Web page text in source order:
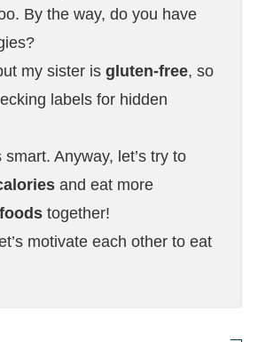
By the way, do you have
my sister is gluten-free, so
labels for hidden
smart. Anyway, let’s try to
and eat more
together!
motivate each other to eat